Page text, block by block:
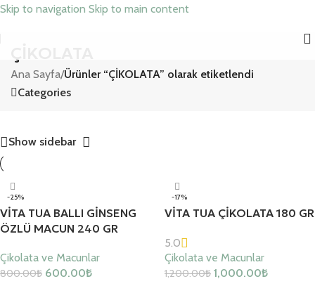
Skip to navigation Skip to main content
Ana Sayfa/Ürünler “ÇİKOLATA” olarak etiketlendi
Categories
Show sidebar
-25%
VİTA TUA BALLI GİNSENG
ÖZLÜ MACUN 240 GR
Çikolata ve Macunlar
800.00₺ 600.00₺
-17%
VİTA TUA ÇİKOLATA 180 GR
5.0
Çikolata ve Macunlar
1,200.00₺ 1,000.00₺